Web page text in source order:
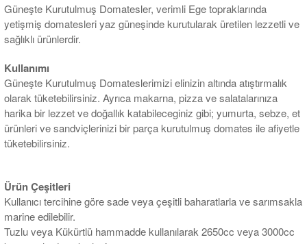
Güneşte Kurutulmuş Domatesler, verimli Ege topraklarında
yetişmiş domatesleri yaz güneşinde kurutularak üretilen lezzetli ve
sağlıklı ürünlerdir.
Kullanımı
Güneşte Kurutulmuş Domateslerimizi elinizin altında atıştırmalık
olarak tüketebilirsiniz. Ayrıca makarna, pizza ve salatalarınıza
harika bir lezzet ve doğallık katabileceginiz gibi; yumurta, sebze, et
ürünleri ve sandviçlerinizi bir parça kurutulmuş domates ile afiyetle
tüketebilirsiniz.
Ürün Çeşitleri
Kullanıcı tercihine göre sade veya çeşitli baharatlarla ve sarımsakla
marine edilebilir.
Tuzlu veya Kükürtlü hammadde kullanılarak 2650cc veya 3000cc